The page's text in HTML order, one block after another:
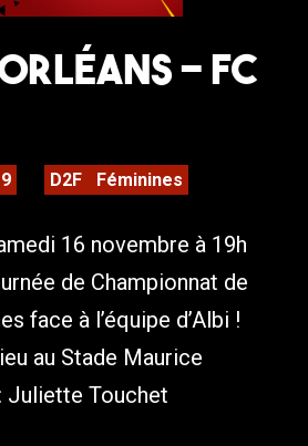
Orléans – FC
D2F Féminines
16 novembre à 19h
de Championnat de
face à l’équipe d’Albi !
au Stade Maurice
Juliette Touchet